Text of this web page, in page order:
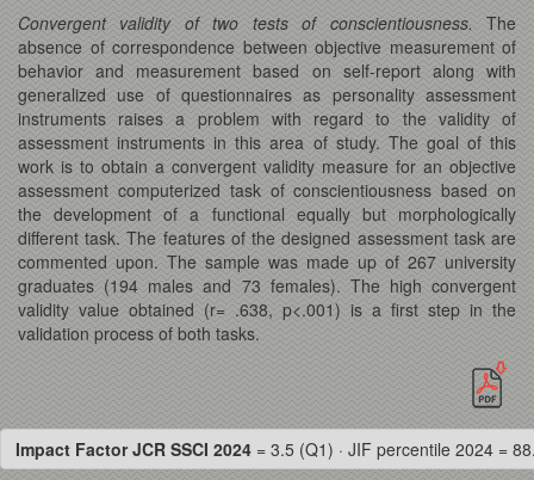
Convergent validity of two tests of conscientiousness. The
absence of correspondence between objective measurement of
behavior and measurement based on self-report along with
generalized use of questionnaires as personality assessment
instruments raises a problem with regard to the validity of
assessment instruments in this area of study. The goal of this
work is to obtain a convergent validity measure for an objective
assessment computerized task of conscientiousness based on
the development of a functional equally but morphologically
different task. The features of the designed assessment task are
commented upon. The sample was made up of 267 university
graduates (194 males and 73 females). The high convergent
validity value obtained (r= .638, p<.001) is a first step in the
validation process of both tasks.
Impact Factor JCR SSCI 2024 = 3.5 (Q1) · JIF percentile 2024 =